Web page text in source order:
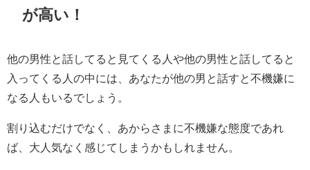
が高い！
他の男性と話してると見てくる人や他の男性と話してると
入ってくる人の中には、あなたが他の男と話すと不機嫌に
なる人もいるでしょう。
割り込むだけでなく、あからさまに不機嫌な態度であれ
ば、大人気なく感じてしまうかもしれません。